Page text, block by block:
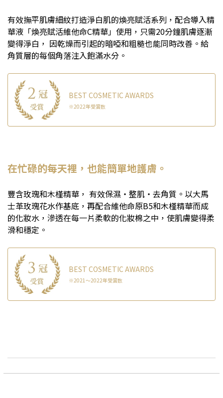
有效撫平肌膚細紋打造淨白肌的煥亮賦活系列，配合導入精
華液「煥亮賦活維他命C精華」使用，只需20分鐘肌膚逐漸
變得淨白， 因乾燥而引起的暗啞和粗糙也能同時改善。給
角質層的每個角落注入飽滿水分。
BEST COSMETIC AWARDS
※2022年受賞数
在忙碌的每天裡，也能簡單地護膚。
豐含玫瑰和木槿精華， 有效保濕・整肌・去角質。以大馬
士革玫瑰花水作基底，再配合維他命原B5和木槿精華而成
的化妝水，滲透在每一片柔軟的化妝棉之中，使肌膚變得柔
滑和穩定。
BEST COSMETIC AWARDS
※2021～2022年受賞数